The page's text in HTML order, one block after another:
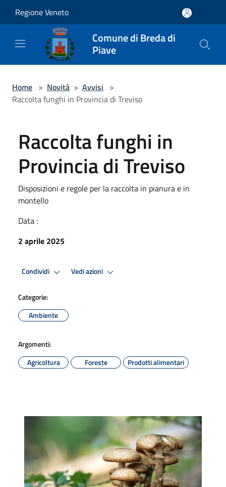
Regione Veneto
Comune di Breda di
Piave
Home > Novità > Avvisi >
Raccolta funghi in Provincia di Treviso
Raccolta funghi in
Provincia di Treviso
Disposizioni e regole per la raccolta in pianura e in
montello
Data :
2 aprile 2025
Condividi Vedi azioni
Categorie:
Ambiente
Argomenti:
Agricoltura
Foreste Prodotti alimentari